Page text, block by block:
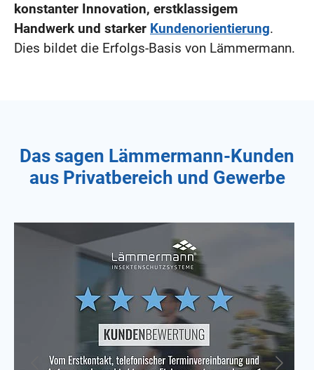
konstanter Innovation, erstklassigem
Handwerk und starker Kundenorientierung.
Dies bildet die Erfolgs-Basis von Lämmermann.
Das sagen Lämmermann-Kunden
aus Privatbereich und Gewerbe